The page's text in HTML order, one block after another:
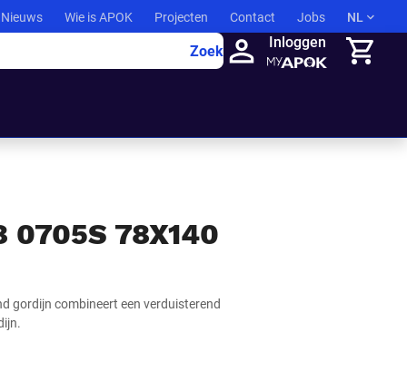
Nieuws Wie is APOK Projecten Contact Jobs NL
Zoek
Inloggen
0705S 78X140
gordijn combineert een verduisterend